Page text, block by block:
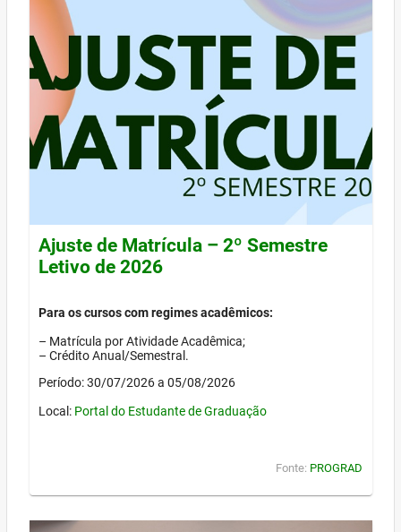
Ajuste de Matrícula – 2º Semestre
Letivo de 2026
Para os cursos com regimes acadêmicos:
– Matrícula por Atividade Acadêmica;
– Crédito Anual/Semestral.
Período: 30/07/2026 a 05/08/2026
Local: Portal do Estudante de Graduação
Fonte: PROGRAD